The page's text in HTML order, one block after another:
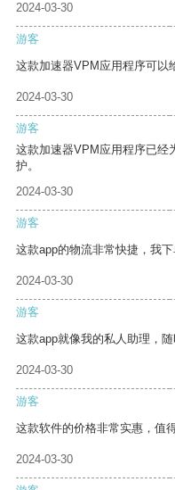
2024-03-30
游客
这款加速器VPM应用程序可以
2024-03-30
游客
这款加速器VPM应用程序已经
护。
2024-03-30
游客
这款app的物流非常快捷，我下
2024-03-30
游客
这款app就像我的私人助理，
2024-03-30
游客
这款软件的价格非常实惠，值得
2024-03-30